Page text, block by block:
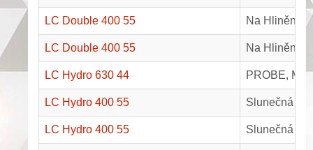
LC Double 400 55 Na Hliněnce
LC Double 400 55 Na Hliněnce
LC Hydro 630 44 PROBE,
LC Hydro 400 55 Slunečná
LC Hydro 400 55 Slunečná